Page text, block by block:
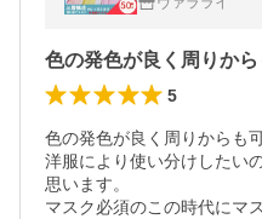
粉症 フェイスマ
5
色の発色が良く周りからも
洋服により使い分けしたい
思います。
マスク必須のこの時代にマ